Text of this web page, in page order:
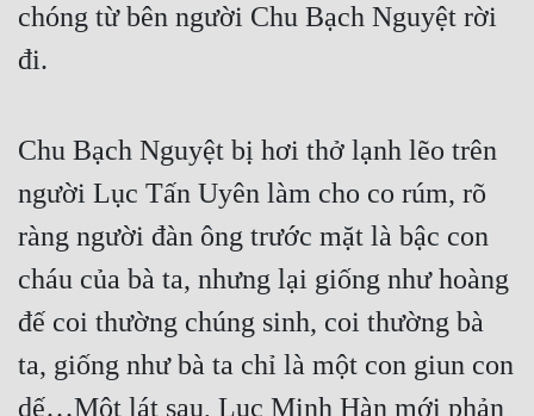
chóng từ bên người Chu Bạch Nguyệt rời
đi.
Chu Bạch Nguyệt bị hơi thở lạnh lẽo trên
người Lục Tấn Uyên làm cho co rúm, rõ
ràng người đàn ông trước mặt là bậc con
cháu của bà ta, nhưng lại giống như hoàng
đế coi thường chúng sinh, coi thường bà
ta, giống như bà ta chỉ là một con giun con
dế…Một lát sau, Lục Minh Hàn mới phản